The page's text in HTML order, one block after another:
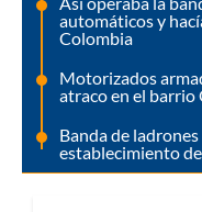
automáticos y
Colombia
Motorizados
atraco en el barrio
Banda de
establecimiento